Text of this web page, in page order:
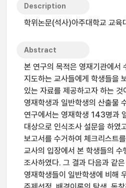
Description
학위논문(석사)아주대학교 교
Abstract
본 연구의 목적은 영재기관에서
지도하는 교사들에게 학생들을
있는 자료를 제공하고자 하는 것
영재학생과 일반학생의 산출물
연구에서는 영재학생 143명과
대상으로 인식조사 설문을 하였
보고서를 수거하여 체크리스트
교사의 입장에서 본 학생들의 수
조사하였다. 그 결과 다음과 같
영재학생들이 일반학생에 비해